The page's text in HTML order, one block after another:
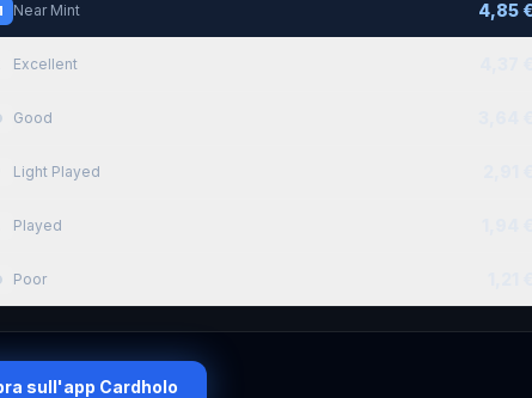
Near Mint 4,85 €
Excellent
Good
Light Played
Played
Poor
sull'app Cardholo